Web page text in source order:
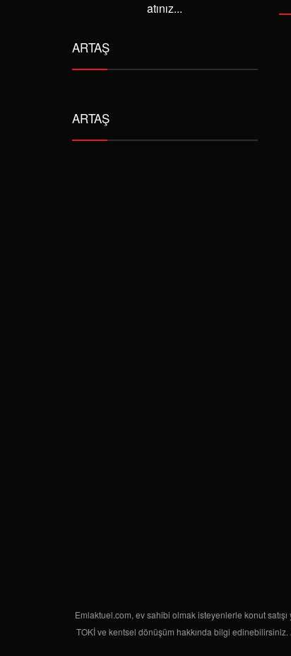
ARTAŞ
ARTAŞ
Emlaktuel.com, ev sahibi olmak isteyenlerle konut
TOKİ ve kentsel dönüşüm hakkında bilgi